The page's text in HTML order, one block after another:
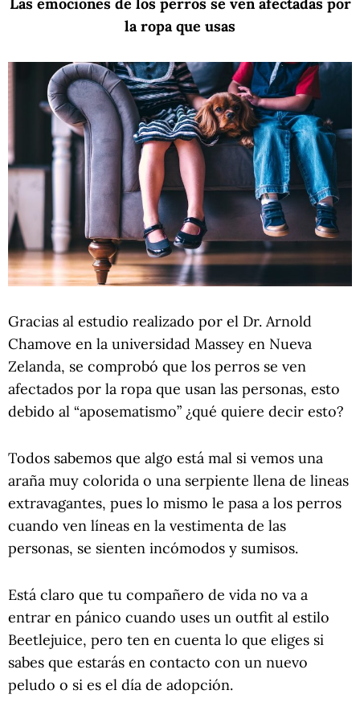
Las emociones de los perros se ven afectadas por
la ropa que usas
Gracias al estudio realizado por el Dr. Arnold
Chamove en la universidad Massey en Nueva
Zelanda, se comprobó que los perros se ven
afectados por la ropa que usan las personas, esto
debido al “aposematismo” ¿qué quiere decir esto?
Todos sabemos que algo está mal si vemos una
araña muy colorida o una serpiente llena de lineas
extravagantes, pues lo mismo le pasa a los perros
cuando ven líneas en la vestimenta de las
personas, se sienten incómodos y sumisos.
Está claro que tu compañero de vida no va a
entrar en pánico cuando uses un outfit al estilo
Beetlejuice, pero ten en cuenta lo que eliges si
sabes que estarás en contacto con un nuevo
peludo o si es el día de adopción.